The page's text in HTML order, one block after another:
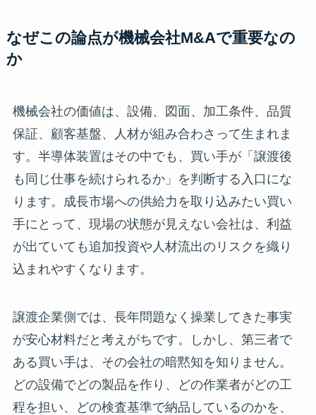
なぜこの論点が機械会社M&Aで重要なの
か
機械会社の価値は、設備、図面、加工条件、品質
保証、顧客基盤、人材が組み合わさって生まれま
す。半導体装置はその中でも、買い手が「譲渡後
も同じ仕事を続けられるか」を判断する入口にな
ります。成長市場への供給力を取り込みたい買い
手にとって、現場の状態が見えない会社は、利益
が出ていても追加投資や人材流出のリスクを織り
込まれやすくなります。
譲渡企業側では、長年問題なく操業してきた事実
が安心材料だと考えがちです。しかし、第三者で
ある買い手は、その会社の暗黙知を知りません。
どの設備でどの製品を作り、どの作業者がどの工
程を担い、どの検査基準で納品しているのかを、